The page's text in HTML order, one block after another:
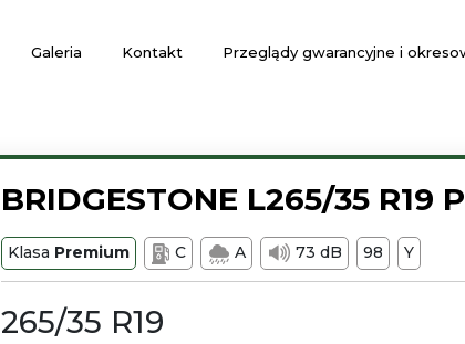
Galeria Kontakt Przeglądy gwarancyjne i
BRIDGESTONE L265/35 R19
Klasa Premium C A 73 dB 98 Y
265/35 R19